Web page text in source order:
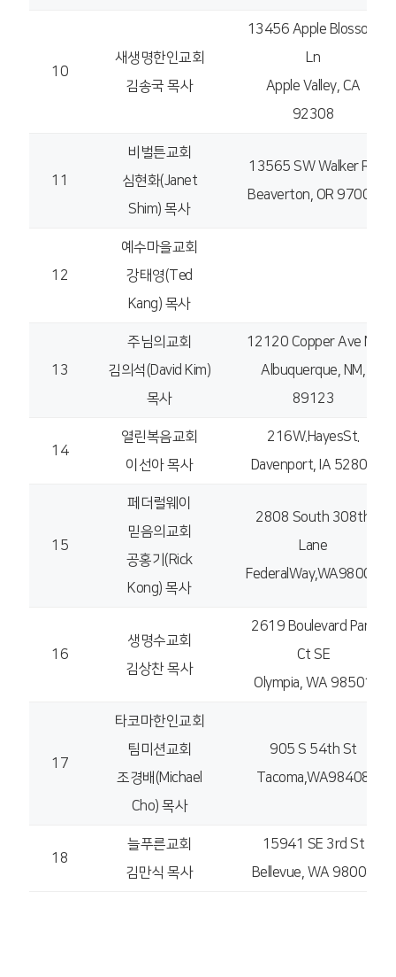
10
새생명한인교회
김송국 목사
13456 Apple Blossom
Ln
Apple Valley, CA
92308
11
비벌튼교회
심현화(Janet
Shim) 목사
13565 SW Walker Rd
Beaverton, OR 97005
12
예수마을교회
강태영(Ted
Kang) 목사
13
주님의교회
김의석(David Kim)
목사
12120 Copper Ave NE
Albuquerque, NM,
89123
14
열린복음교회
이선아 목사
216W.HayesSt.
Davenport, IA 52803
15
페더럴웨이
믿음의교회
공홍기(Rick
Kong) 목사
2808 South 308th
Lane
FederalWay,WA98003
16
생명수교회
김상찬 목사
2619 Boulevard Park
Ct SE
Olympia, WA 98501
17
타코마한인교회
팀미션교회
조경배(Michael
Cho) 목사
905 S 54th St
Tacoma,WA98408
18
늘푸른교회
김만식 목사
15941 SE 3rd St
Bellevue, WA 98008